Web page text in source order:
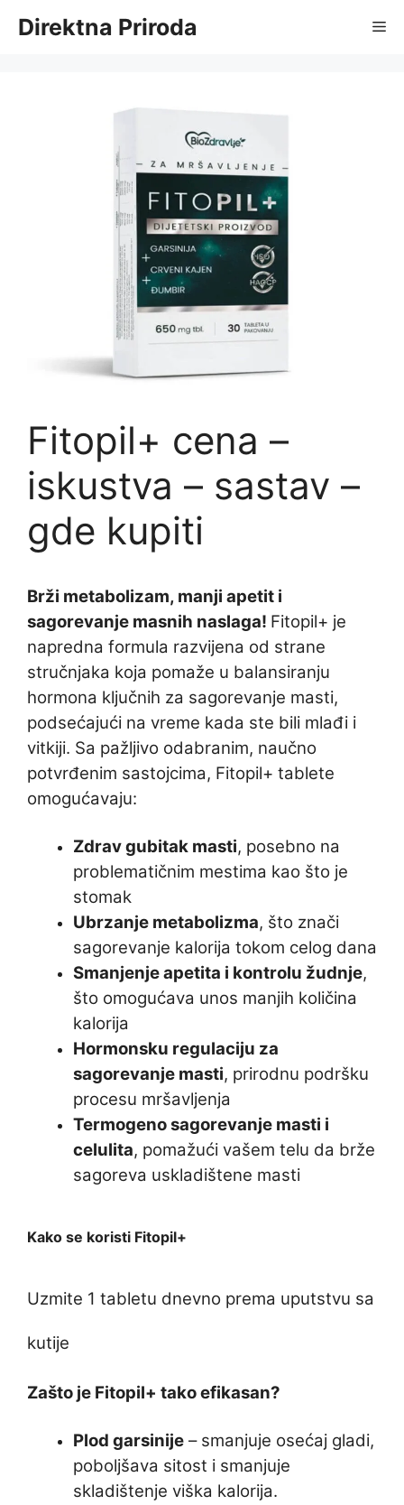
Direktna Priroda
Fitopil+ cena –
iskustva – sastav –
gde kupiti
Brži metabolizam, manji apetit i
sagorevanje masnih naslaga! Fitopil+ je
napredna formula razvijena od strane
stručnjaka koja pomaže u balansiranju
hormona ključnih za sagorevanje masti,
podsećajući na vreme kada ste bili mlađi i
vitkiji. Sa pažljivo odabranim, naučno
potvrđenim sastojcima, Fitopil+ tablete
omogućavaju:
Zdrav gubitak masti, posebno na
problematičnim mestima kao što je
stomak
Ubrzanje metabolizma, što znači
sagorevanje kalorija tokom celog dana
Smanjenje apetita i kontrolu žudnje,
što omogućava unos manjih količina
kalorija
Hormonsku regulaciju za
sagorevanje masti, prirodnu podršku
procesu mršavljenja
Termogeno sagorevanje masti i
celulita, pomažući vašem telu da brže
sagoreva uskladištene masti
Kako se koristi Fitopil+
Uzmite 1 tabletu dnevno prema uputstvu sa
kutije
Zašto je Fitopil+ tako efikasan?
Plod garsinije – smanjuje osećaj gladi,
poboljšava sitost i smanjuje
skladištenje viška kalorija.